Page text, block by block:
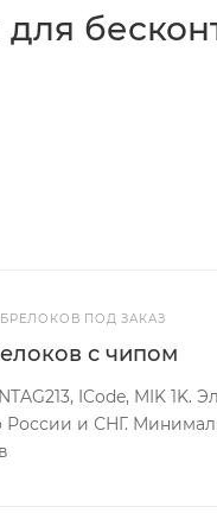
ПОД ЗАКАЗ
с чипом
ICode, MIK 1K.
России и СНГ.